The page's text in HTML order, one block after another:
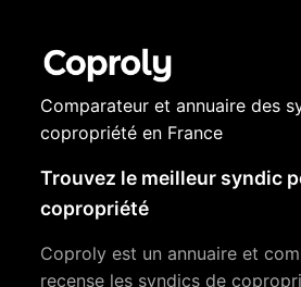
Comparateur et annuaire des
copropriété en France
Trouvez le meilleur syndic
copropriété
Coproly est un annuaire et
recense les syndics de